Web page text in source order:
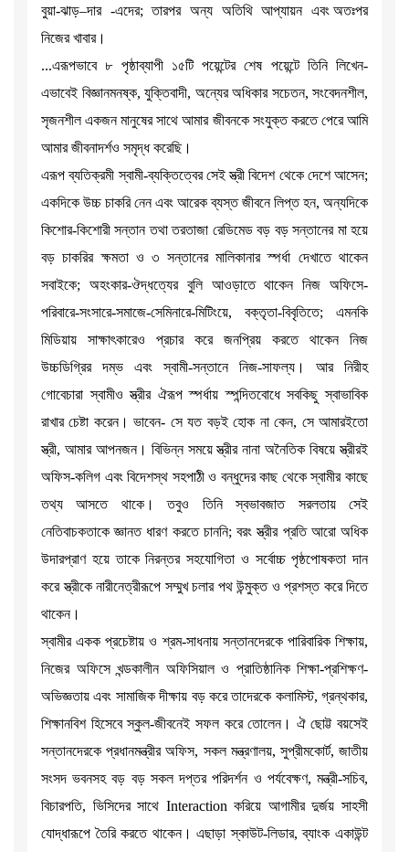
বুয়া-ঝাড়–দার -এদের; তারপর অন্য অতিথি আপ্যায়ন এবং অতঃপর
নিজের খাবার।
...এরূপভাবে ৮ পৃষ্ঠাব্যাপী ১৫টি পয়েন্টের শেষ পয়েন্টে তিনি লিখেন-
এভাবেই বিজ্ঞানমনষ্ক, যুক্তিবাদী, অন্যের অধিকার সচেতন, সংবেদনশীল,
সৃজনশীল একজন মানুষের সাথে আমার জীবনকে সংযুক্ত করতে পেরে আমি
আমার জীবনাদর্শও সমৃদ্ধ করেছি।
এরূপ ব্যতিক্রমী স্বামী-ব্যক্তিত্বের সেই স্ত্রী বিদেশ থেকে দেশে আসেন;
একদিকে উচ্চ চাকরি নেন এবং আরেক ব্যস্ত জীবনে লিপ্ত হন, অন্যদিকে
কিশোর-কিশোরী সন্তান তথা তরতাজা রেডিমেড বড় বড় সন্তানের মা হয়ে
বড় চাকরির ক্ষমতা ও ৩ সন্তানের মালিকানার স্পর্ধা দেখাতে থাকেন
সবাইকে; অহংকার-ঔদ্ধত্যের বুলি আওড়াতে থাকেন নিজ অফিসে-
পরিবারে-সংসারে-সমাজে-সেমিনারে-মিটিংয়ে, বক্তৃতা-বিবৃতিতে; এমনকি
মিডিয়ায় সাক্ষাৎকারেও প্রচার করে জনপ্রিয় করতে থাকেন নিজ
উচ্চডিগ্রির দম্ভ এবং স্বামী-সন্তানে নিজ-সাফল্য। আর নিরীহ
গোবেচারা স্বামীও স্ত্রীর ঐরূপ স্পর্ধায় স্পন্দিতবোধে সবকিছু স্বাভাবিক
রাখার চেষ্টা করেন। ভাবেন- সে যত বড়ই হোক না কেন, সে আমারইতো
স্ত্রী, আমার আপনজন। বিভিন্ন সময়ে স্ত্রীর নানা অনৈতিক বিষয়ে স্ত্রীরই
অফিস-কলিগ এবং বিদেশস্থ সহপাঠী ও বন্ধুদের কাছ থেকে স্বামীর কাছে
তথ্য আসতে থাকে। তবুও তিনি স্বভাবজাত সরলতায় সেই
নেতিবাচকতাকে জ্ঞানত ধারণ করতে চাননি; বরং স্ত্রীর প্রতি আরো অধিক
উদারপ্রাণ হয়ে তাকে নিরন্তর সহযোগিতা ও সর্বোচ্চ পৃষ্ঠপোষকতা দান
করে স্ত্রীকে নারীনেত্রীরূপে সম্মুখ চলার পথ উন্মুক্ত ও প্রশস্ত করে দিতে
থাকেন।
স্বামীর একক প্রচেষ্টায় ও শ্রম-সাধনায় সন্তানদেরকে পারিবারিক শিক্ষায়,
নিজের অফিসে খন্ডকালীন অফিসিয়াল ও প্রাতিষ্ঠানিক শিক্ষা-প্রশিক্ষণ-
অভিজ্ঞতায় এবং সামাজিক দীক্ষায় বড় করে তাদেরকে কলামিস্ট, গ্রন্থকার,
শিক্ষানবিশ হিসেবে স্কুল-জীবনেই সফল করে তোলেন। ঐ ছোট্ট বয়সেই
সন্তানদেরকে প্রধানমন্ত্রীর অফিস, সকল মন্ত্রণালয়, সুপ্রীমকোর্ট, জাতীয়
সংসদ ভবনসহ বড় বড় সকল দপ্তর পরিদর্শন ও পর্যবেক্ষণ, মন্ত্রী-সচিব,
বিচারপতি, ভিসিদের সাথে Interaction করিয়ে আগামীর দুর্জয় সাহসী
যোদ্ধারূপে তৈরি করতে থাকেন। এছাড়া স্কাউট-লিডার, ব্যাংক একাউন্ট